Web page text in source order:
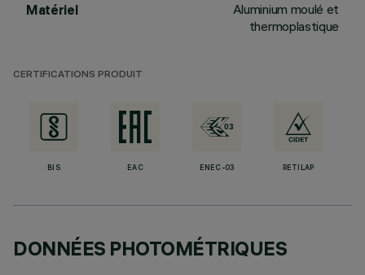
Matériel
Aluminium moulé et
thermoplastique
CERTIFICATIONS PRODUIT
BIS EAC ENEC-03 RETILAP
DONNÉES PHOTOMÉTRIQUES